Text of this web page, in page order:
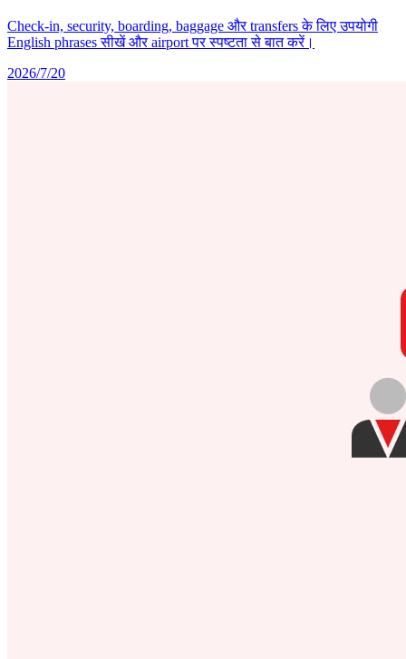
Check-in, security, boarding, baggage और transfers के लिए उपयोगी
English phrases सीखें और airport पर स्पष्टता से बात करें।
2026/7/20